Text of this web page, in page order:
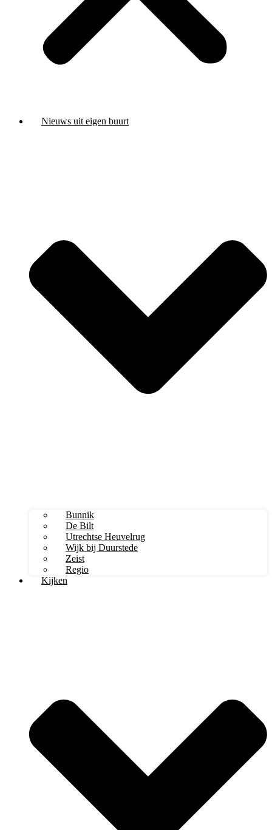
Nieuws uit eigen buurt
Bunnik
De Bilt
Utrechtse Heuvelrug
Wijk bij Duurstede
Zeist
Regio
Kijken